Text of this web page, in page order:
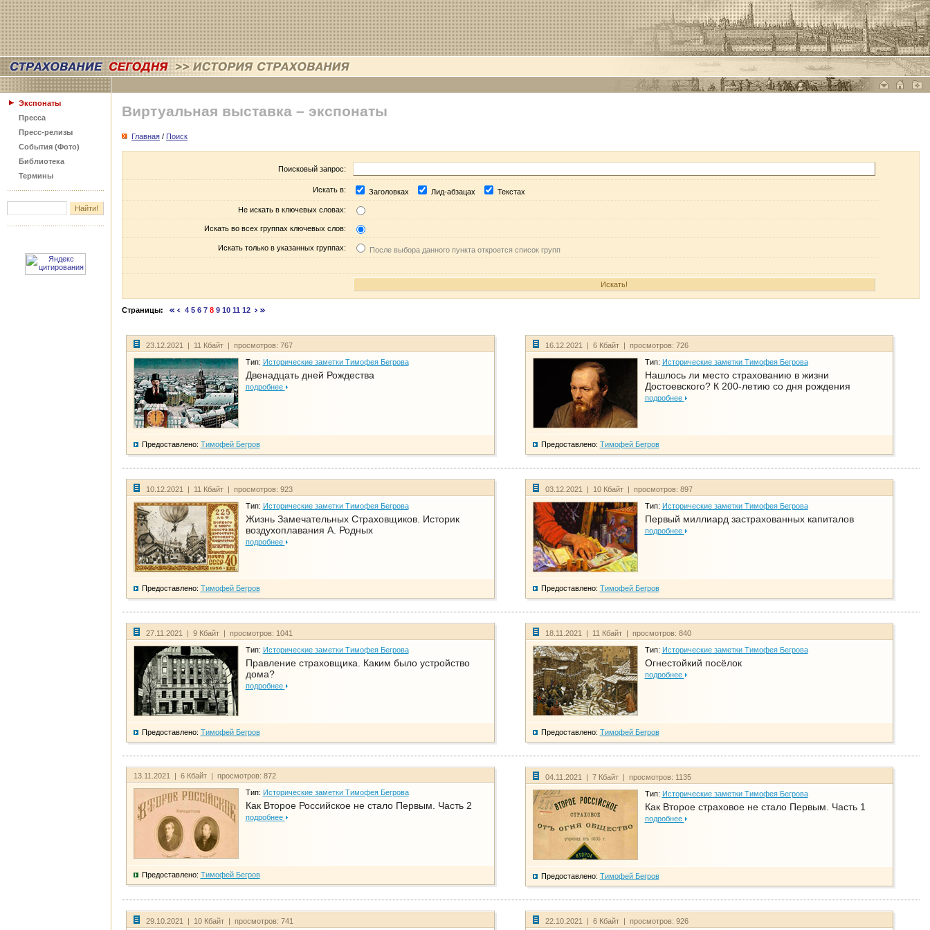
Экспонаты
Пресса
Пресс-релизы
События (Фото)
Библиотека
Термины
Виртуальная выставка – экспонаты
Главная / Поиск
Поисковый запрос:
Искать в: Заголовках Лид-абзацах Текстах
Не искать в ключевых словах:
Искать во всех группах ключевых слов:
Искать только в указанных группах: После выбора данного пункта откроется список групп
Страницы: 4 5 6 7 8 9 10 11 12
23.12.2021 | 11 Кбайт | просмотров: 767
Тип: Исторические заметки Тимофея Бегрова
Двенадцать дней Рождества
подробнее
Предоставлено: Тимофей Бегров
16.12.2021 | 6 Кбайт | просмотров: 726
Тип: Исторические заметки Тимофея Бегрова
Нашлось ли место страхованию в жизни
Достоевского? К 200-летию со дня рождения
подробнее
Предоставлено: Тимофей Бегров
10.12.2021 | 11 Кбайт | просмотров: 923
Тип: Исторические заметки Тимофея Бегрова
Жизнь Замечательных Страховщиков. Историк
воздухоплавания А. Родных
подробнее
Предоставлено: Тимофей Бегров
03.12.2021 | 10 Кбайт | просмотров: 897
Тип: Исторические заметки Тимофея Бегрова
Первый миллиард застрахованных капиталов
подробнее
Предоставлено: Тимофей Бегров
27.11.2021 | 9 Кбайт | просмотров: 1041
Тип: Исторические заметки Тимофея Бегрова
Правление страховщика. Каким было устройство
дома?
подробнее
Предоставлено: Тимофей Бегров
18.11.2021 | 11 Кбайт | просмотров: 840
Тип: Исторические заметки Тимофея Бегрова
Огнестойкий посёлок
подробнее
Предоставлено: Тимофей Бегров
13.11.2021 | 6 Кбайт | просмотров: 872
Тип: Исторические заметки Тимофея Бегрова
Как Второе Российское не стало Первым. Часть 2
подробнее
Предоставлено: Тимофей Бегров
04.11.2021 | 7 Кбайт | просмотров: 1135
Тип: Исторические заметки Тимофея Бегрова
Как Второе страховое не стало Первым. Часть 1
подробнее
Предоставлено: Тимофей Бегров
29.10.2021 | 10 Кбайт | просмотров: 741 22.10.2021 | 6 Кбайт | просмотров: 926